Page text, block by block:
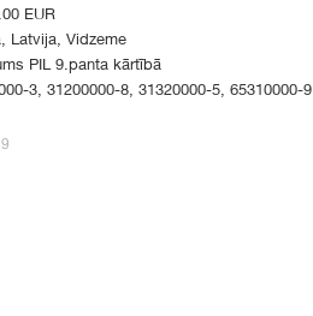
EUR
Latvija, Vidzeme
PIL 9.panta kārtībā
3, 31200000-8, 31320000-5, 65310000-9